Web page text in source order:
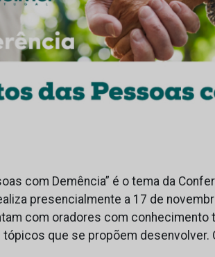
com Demência” é o tema da
presencialmente a 17 de
com oradores com
que se propõem desenvolver.